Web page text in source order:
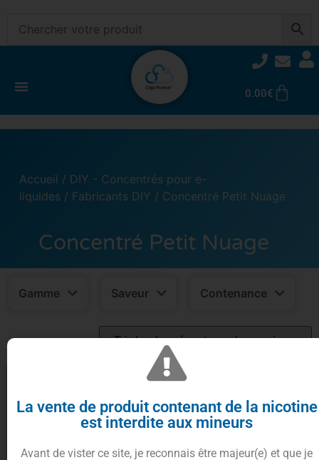
0.00€
Accueil / DIY - Concentrés pour e-
liquides / Fabricants DIY / Concentré Petit Nuage
Concentré Petit Nuage
Gamme Saveur Contenance
La vente de produit contenant de la nicotine
est interdite aux mineurs
Avant de vister ce site, je reconnais être majeur(e) et que je